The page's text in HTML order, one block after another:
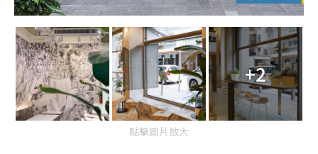
+2
點擊圖片放大